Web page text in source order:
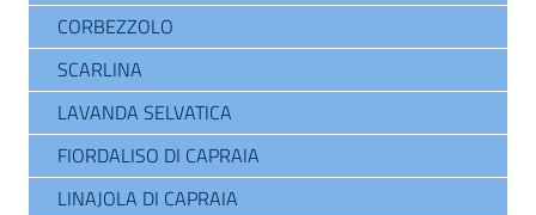
CORBEZZOLO
SCARLINA
LAVANDA SELVATICA
FIORDALISO DI CAPRAIA
LINAJOLA DI CAPRAIA